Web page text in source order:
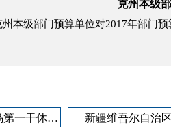
克州本级
本级部门预算单位对2017年部门
新疆维吾尔自治区克孜勒苏柯尔克孜自治州驻乌第一干休所2017年部门预算公开 新疆维吾尔自治